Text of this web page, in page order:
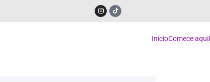
InícioComece aqui